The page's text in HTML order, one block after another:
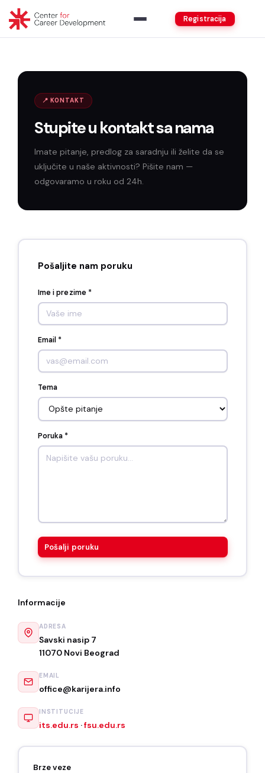
Registracija
📍 KONTAKT
Stupite u kontakt sa nama
Imate pitanje, predlog za saradnju ili želite da se
uključite u naše aktivnosti? Pišite nam —
odgovaramo u roku od 24h.
Pošaljite nam poruku
Ime i prezime *
Email *
Tema
Poruka *
Pošalji poruku
Informacije
ADRESA
Savski nasip 7
11070 Novi Beograd
EMAIL
office@karijera.info
INSTITUCIJE
its.edu.rs ·fsu.edu.rs
Brze veze